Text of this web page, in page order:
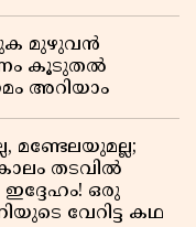
മുഴുവൻ
കൂടുതൽ
അറിയാം
മണ്ടേലയുമല്ല;
തടവിൽ
ഒരു
വേറിട്ട കഥ